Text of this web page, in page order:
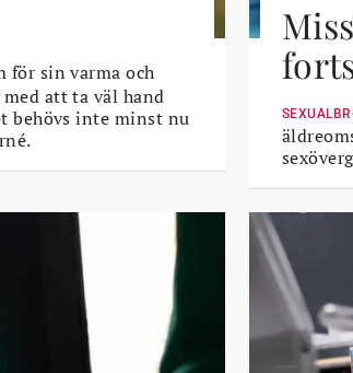
för sin varma och
att ta väl hand
behövs inte minst nu